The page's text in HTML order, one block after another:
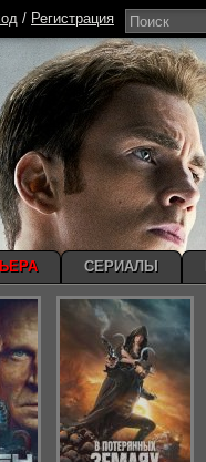
/ Регистрация
СЕРИАЛЫ